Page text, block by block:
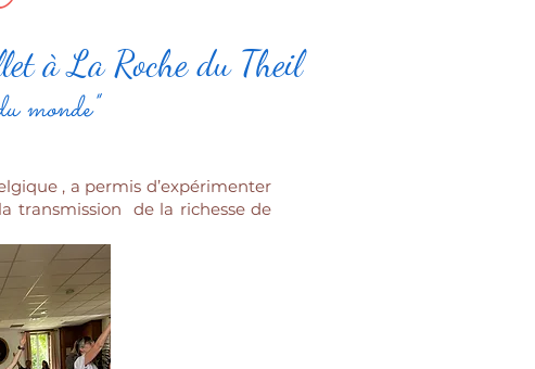
à La Roche du Theil
monde"
, a permis d’expérimenter
transmission de la richesse de